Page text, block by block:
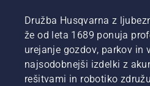
Družba Husqvarna z
že od leta 1689 ponuja
urejanje gozdov, parkov in
najsodobnejši izdelki z
rešitvami in robotiko